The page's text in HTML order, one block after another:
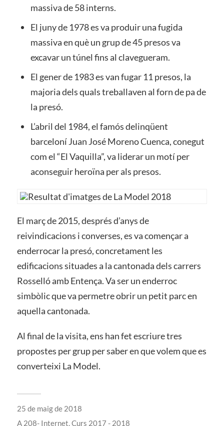
massiva de 58 interns.
El juny de 1978 es va produir una fugida
massiva en què un grup de 45 presos va
excavar un túnel fins al clavegueram.
El gener de 1983 es van fugar 11 presos, la
majoria dels quals treballaven al forn de pa de
la presó.
L’abril del 1984, el famós delinqüent
barceloní Juan José Moreno Cuenca, conegut
com el “El Vaquilla”, va liderar un motí per
aconseguir heroïna per als presos.
El març de 2015, després d’anys de
reivindicacions i converses, es va començar a
enderrocar la presó, concretament les
edificacions situades a la cantonada dels carrers
Rosselló amb Entença. Va ser un enderroc
simbòlic que va permetre obrir un petit parc en
aquella cantonada.
Al final de la visita, ens han fet escriure tres
propostes per grup per saber en que volem que es
converteixi La Model.
25 de maig de 2018
A 208- Internet,Curs 2017 - 2018